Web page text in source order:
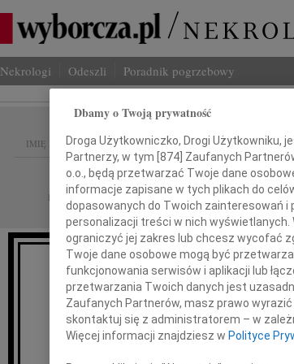
Nekrologi Odeszli Poradnik pogrzebowy
IMIĘ I NAZWISKO:
REGION: Kraków
DATA EMISJI: 01.09.2022
Wyrazy głębokiego
oraz słowa wsparcia
Dbamy o Twoją prywatność
Droga Użytkowniczko, Drogi Użytkowniku,
Partnerzy, w tym [874] Zaufanych
o.o., będą przetwarzać Twoje dane
informacje zapisane w tych plikach do
dopasowanych do Twoich zainteresowań i
personalizacji treści w nich wyświetlanych.
ograniczyć jej zakres lub chcesz wycofać
Twoje dane osobowe mogą być
funkcjonowania serwisów i aplikacji lub
przetwarzania Twoich danych jest
Zaufanych Partnerów, masz prawo
skontaktuj się z administratorem – w
Więcej informacji znajdziesz w Polityce